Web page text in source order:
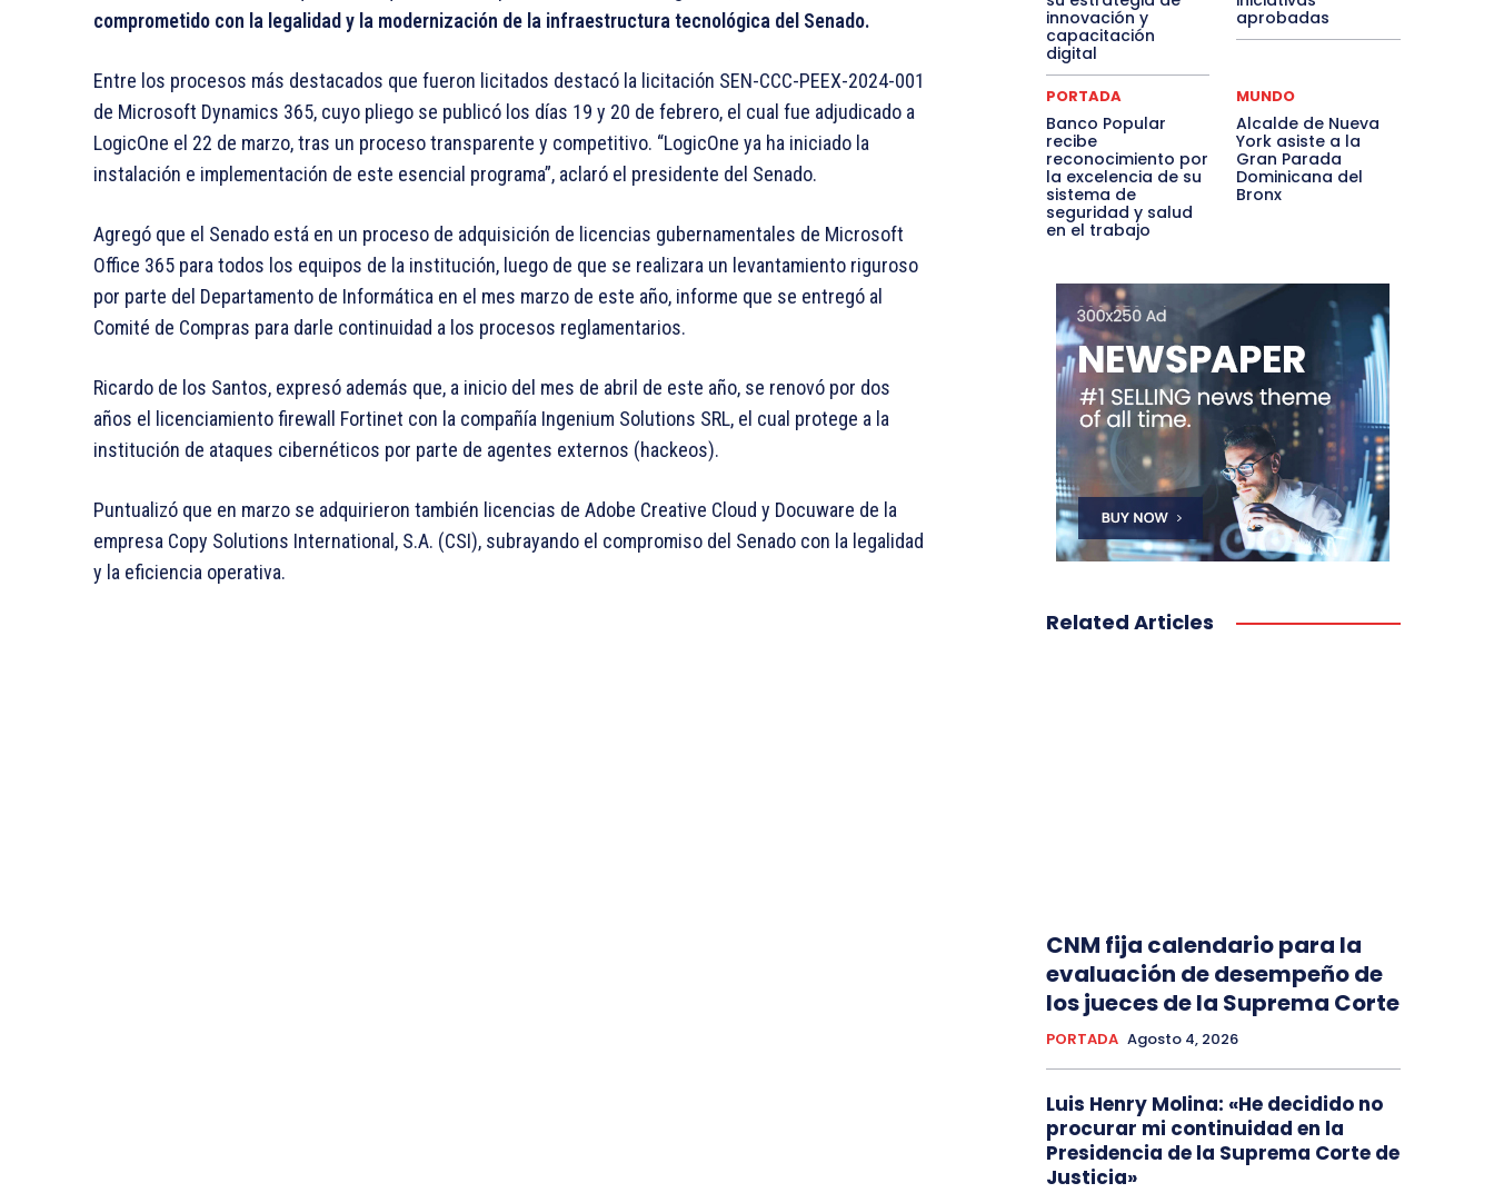
comprometido con la legalidad y la modernización de la infraestructura tecnológica del Senado.
Entre los procesos más destacados que fueron licitados destacó la licitación SEN-CCC-PEEX-2024-001
de Microsoft Dynamics 365, cuyo pliego se publicó los días 19 y 20 de febrero, el cual fue adjudicado a
LogicOne el 22 de marzo, tras un proceso transparente y competitivo. “LogicOne ya ha iniciado la
instalación e implementación de este esencial programa”, aclaró el presidente del Senado.
Agregó que el Senado está en un proceso de adquisición de licencias gubernamentales de Microsoft
Office 365 para todos los equipos de la institución, luego de que se realizara un levantamiento riguroso
por parte del Departamento de Informática en el mes marzo de este año, informe que se entregó al
Comité de Compras para darle continuidad a los procesos reglamentarios.
Ricardo de los Santos, expresó además que, a inicio del mes de abril de este año, se renovó por dos
años el licenciamiento firewall Fortinet con la compañía Ingenium Solutions SRL, el cual protege a la
institución de ataques cibernéticos por parte de agentes externos (hackeos).
Puntualizó que en marzo se adquirieron también licencias de Adobe Creative Cloud y Docuware de la
empresa Copy Solutions International, S.A. (CSI), subrayando el compromiso del Senado con la legalidad
y la eficiencia operativa.
innovación y
capacitación
digital
aprobadas
PORTADA
Banco Popular
recibe
reconocimiento por
la excelencia de su
sistema de
seguridad y salud
en el trabajo
MUNDO
Alcalde de Nueva
York asiste a la
Gran Parada
Dominicana del
Bronx
Related Articles
CNM fija calendario para la
evaluación de desempeño de
los jueces de la Suprema Corte
PORTADA Agosto 4, 2026
Luis Henry Molina: «He decidido no
procurar mi continuidad en la
Presidencia de la Suprema Corte de
Justicia»